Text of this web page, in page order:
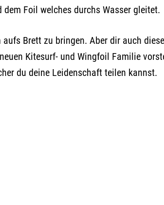
Foil welches durchs Wasser gleitet.
Brett zu bringen. Aber dir auch
Kitesurf- und Wingfoil Familie
du deine Leidenschaft teilen kannst.